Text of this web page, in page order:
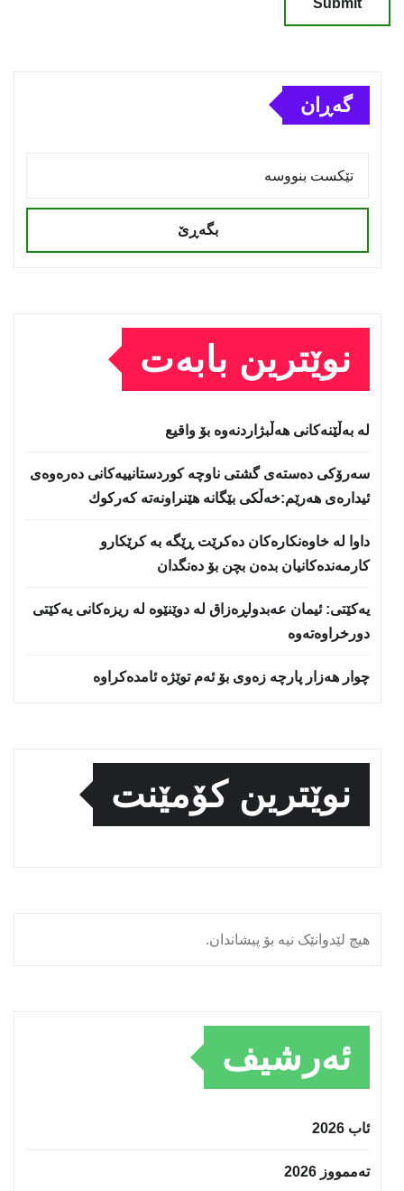
گەڕان
بگەڕێ
نوێترین بابەت
لە بەڵێنەکانی هەڵبژاردنەوە بۆ واقیع
سه‌رۆكی دەستەی گشتی ناوچە كوردستانییەكانی دەرەوەی
ئیدارەی هەرێم:خه‌ڵكی بێگانه‌ هێنراونه‌ته‌ كه‌ركوك
داوا لە خاوەنکارەکان دەکرێت ڕێگە بە کرێکارو
کارمەندەکانیان بدەن بچن بۆ دەنگدان
یه‌كێتی: ئیمان عه‌بدولڕه‌زاق له‌ دوێنێوه‌ له‌ ریزه‌كانی یه‌كێتی
دورخراوه‌ته‌وه‌
چوار هەزار پارچە زەوی بۆ ئەم توێژە ئامدەکراوە
نوێترین کۆمێنت
هیچ لێدوانێک نیە بۆ پیشاندان.
ئەرشیف
ئاب 2026
تەممووز 2026